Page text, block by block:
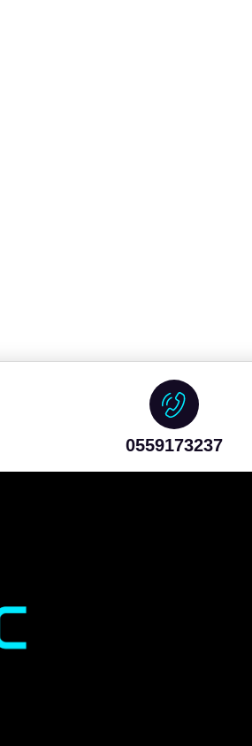
0559173237